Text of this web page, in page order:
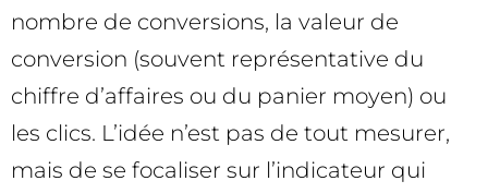
nombre de conversions, la valeur de
conversion (souvent représentative du
chiffre d’affaires ou du panier moyen) ou
les clics. L’idée n’est pas de tout mesurer,
mais de se focaliser sur l’indicateur qui